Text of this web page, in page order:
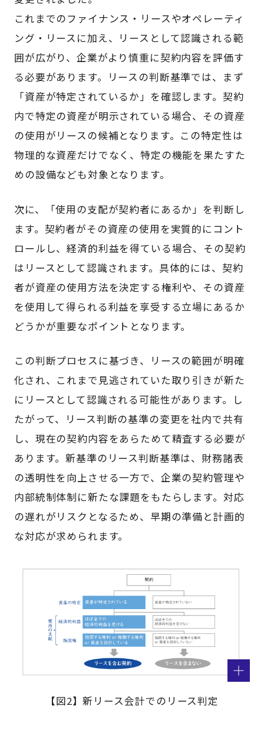
これまでのファイナンス・リースやオペレーティ
ング・リースに加え、リースとして認識される範
囲が広がり、企業がより慎重に契約内容を評価す
る必要があります。リースの判断基準では、まず
「資産が特定されているか」を確認します。契約
内で特定の資産が明示されている場合、その資産
の使用がリースの候補となります。この特定性は
物理的な資産だけでなく、特定の機能を果たすた
めの設備なども対象となります。
次に、「使用の支配が契約者にあるか」を判断し
ます。契約者がその資産の使用を実質的にコント
ロールし、経済的利益を得ている場合、その契約
はリースとして認識されます。具体的には、契約
者が資産の使用方法を決定する権利や、その資産
を使用して得られる利益を享受する立場にあるか
どうかが重要なポイントとなります。
この判断プロセスに基づき、リースの範囲が明確
化され、これまで見逃されていた取り引きが新た
にリースとして認識される可能性があります。し
たがって、リース判断の基準の変更を社内で共有
し、現在の契約内容をあらためて精査する必要が
あります。新基準のリース判断基準は、財務諸表
の透明性を向上させる一方で、企業の契約管理や
内部統制体制に新たな課題をもたらします。対応
の遅れがリスクとなるため、早期の準備と計画的
な対応が求められます。
【図2】新リース会計でのリース判定